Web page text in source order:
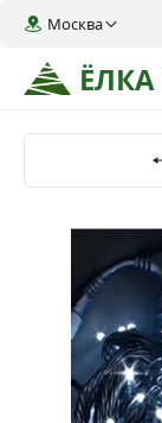
ЁЛКА
Москва